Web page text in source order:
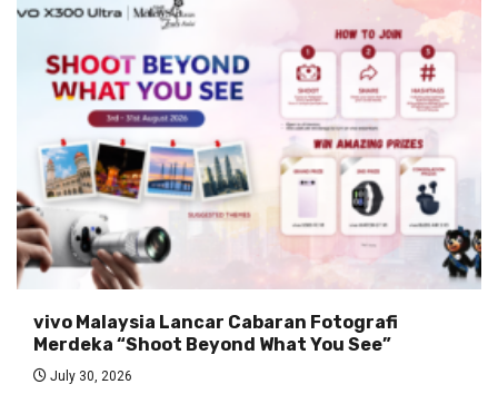
vivo Malaysia Lancar Cabaran Fotografi
Merdeka “Shoot Beyond What You See”
July 30, 2026